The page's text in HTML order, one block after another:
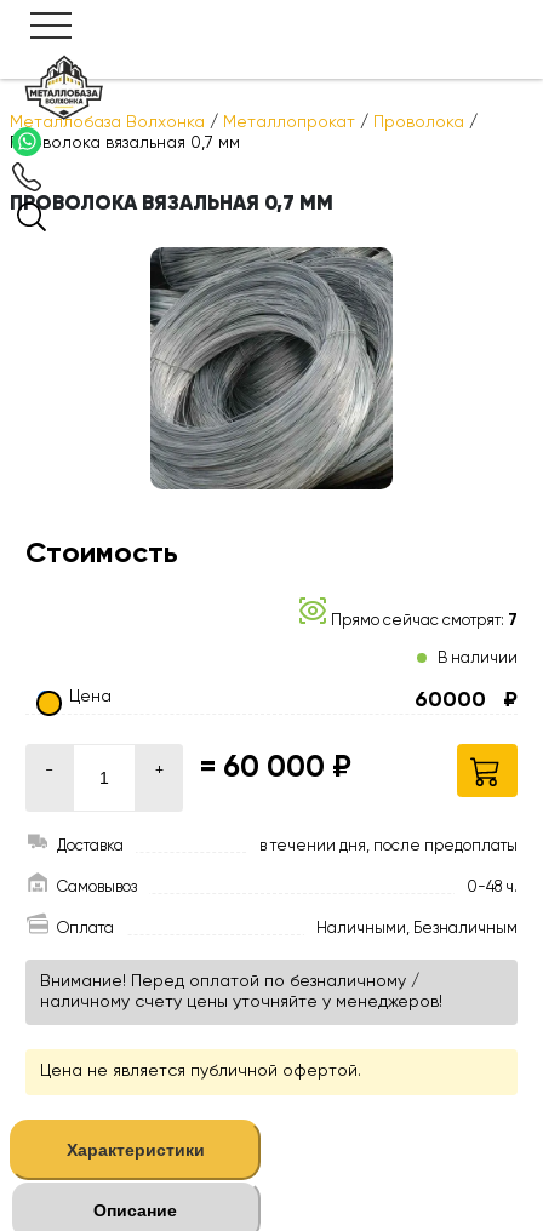
Металлобаза Волхонка / Металлопрокат / Проволока /
Проволока вязальная 0,7 мм
ПРОВОЛОКА ВЯЗАЛЬНАЯ 0,7 ММ
Стоимость
Прямо сейчас смотрят: 7
В наличии
Цена 60000 ₽
- + = 60 000 ₽
Доставка в течении дня, после предоплаты
Самовывоз 0-48 ч.
Оплата Наличными, Безналичным
Внимание! Перед оплатой по безналичному /
наличному счету цены уточняйте у менеджеров!
Цена не является публичной офертой.
Характеристики
Описание